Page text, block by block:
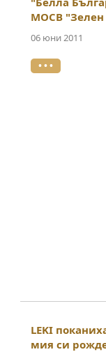
МОСВ "Зелен
06 юни 2011
• • •
LEKI
мия си